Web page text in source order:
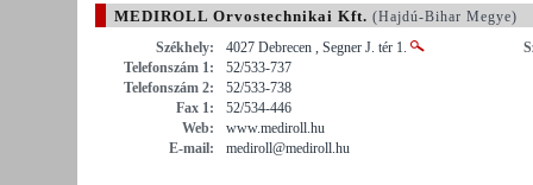
MEDIROLL Orvostechnikai Kft. (Hajdú-Bihar Megye)
Székhely:
4027 Debrecen , Segner J. tér 1.
Telefonszám 1:
52/533-737
Telefonszám 2:
52/533-738
Fax 1:
52/534-446
Web:
www.mediroll.hu
E-mail:
mediroll@mediroll.hu